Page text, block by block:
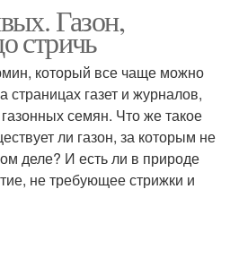
Газон,
стричь
который все чаще можно
страницах газет и журналов,
семян. Что же такое
ли газон, за которым не
деле? И есть ли в природе
не требующее стрижки и